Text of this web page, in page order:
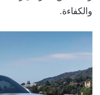
والكفاءة.